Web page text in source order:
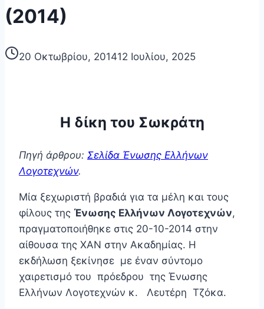
(2014)
20 Οκτωβρίου, 201412 Ιουλίου, 2025
Η δίκη του Σωκράτη
Πηγή άρθρου: Σελίδα Ένωσης Ελλήνων
Λογοτεχνών.
Μία ξεχωριστή βραδιά για τα μέλη και τους
φίλους της Ένωσης Ελλήνων Λογοτεχνών,
πραγματοποιήθηκε στις 20-10-2014 στην
αίθουσα της ΧΑΝ στην Ακαδημίας. Η
εκδήλωση ξεκίνησε με έναν σύντομο
χαιρετισμό του πρόεδρου της Ένωσης
Ελλήνων Λογοτεχνών κ. Λευτέρη Τζόκα.